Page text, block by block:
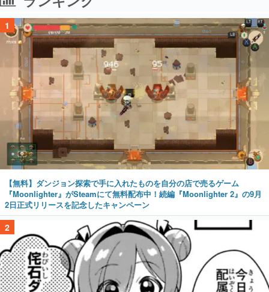
1
【無料】ダンジョン探索で手に入れたものを自分の店で売るゲーム
『Moonlighter』がSteamにて無料配布中！続編『Moonlighter 2』の9月
2日正式リリースを記念したキャンペーン
2